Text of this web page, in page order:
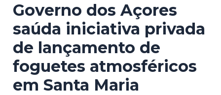
Governo dos Açores
saúda iniciativa privada
de lançamento de
foguetes atmosféricos
em Santa Maria